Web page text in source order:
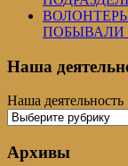
ПОБЫВАЛИ
Наша
Наша деятельность
Архивы